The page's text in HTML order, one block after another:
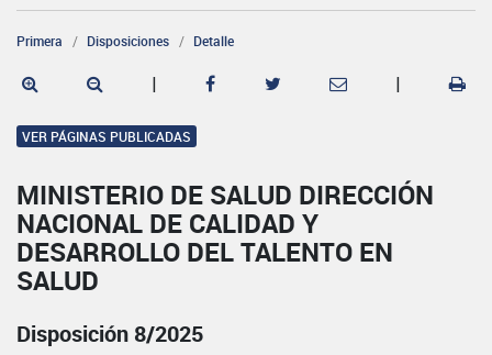
Primera Disposiciones Detalle
| |
VER PÁGINAS PUBLICADAS
MINISTERIO DE SALUD DIRECCIÓN
NACIONAL DE CALIDAD Y
DESARROLLO DEL TALENTO EN
SALUD
Disposición 8/2025